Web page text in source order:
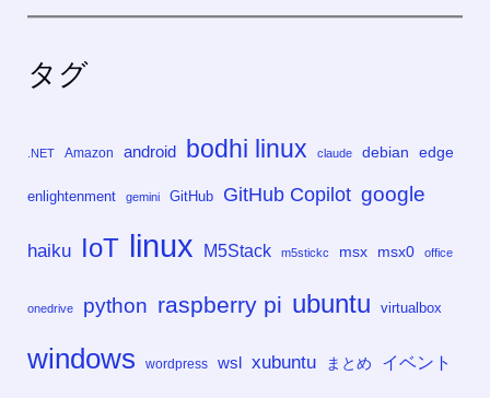
タグ
.NET Amazon android bodhi linux claude debian edge
enlightenment gemini GitHub GitHub Copilot google
haiku IoT linux M5Stack m5stickc msx msx0 office
onedrive python raspberry pi ubuntu virtualbox
windows wordpress wsl xubuntu まとめ イベント